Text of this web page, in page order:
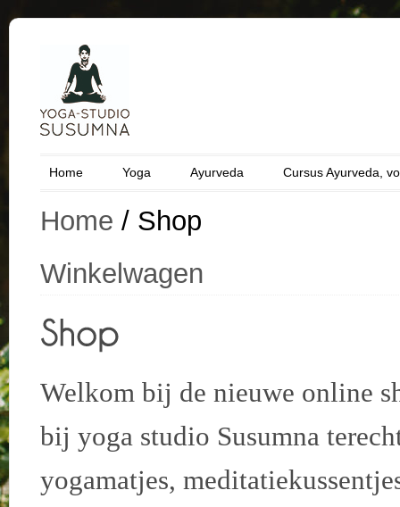
Home Yoga Ayurveda Cursus Ayurveda,
Home / Shop
Winkelwagen
Welkom bij de nieuwe online
bij yoga studio Susumna
yogamatjes,